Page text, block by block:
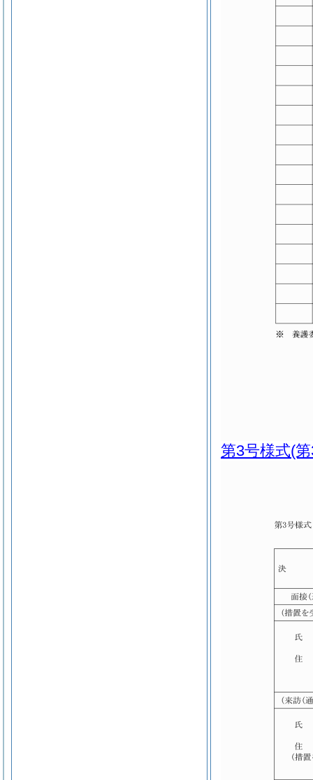
第3号様式(